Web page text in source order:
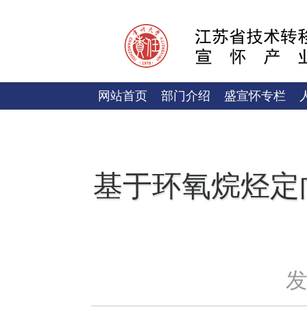
网站首页 部门介绍 盛宣怀专栏
基于环氧烷烃